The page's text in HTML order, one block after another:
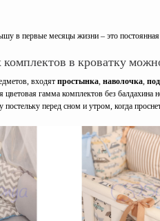
в первые месяцы жизни – это постоянная
в кроватку
входят простынка, наволочка,
цветовая гамма комплектов без
постельку перед сном и утром, когда